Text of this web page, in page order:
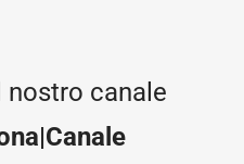
nostro canale